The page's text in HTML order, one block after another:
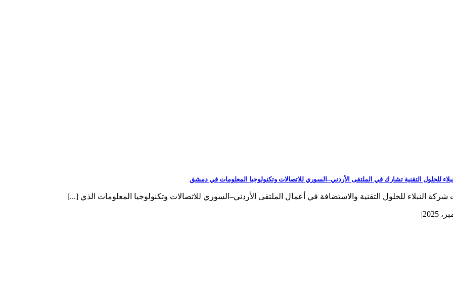
للحلول التقنية تشارك في الملتقى الأردني–السوري للاتصالات وتكنولوجيا المعلومات في دمشق
النبلاء للحلول التقنية والاستضافة في أعمال الملتقى الأردني–السوري للاتصالات وتكنولوجيا المعلومات الذي [...]